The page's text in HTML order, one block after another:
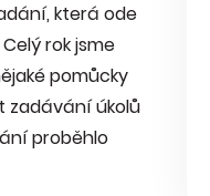
která ode
rok jsme
pomůcky
zadávání úkolů
proběhlo